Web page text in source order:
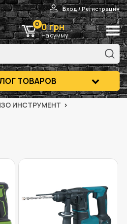
Вход / Регистрация
0 0 грн
На сумму
ТОВАРОВ
ИНСТРУМЕНТ